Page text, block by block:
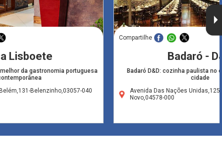
Lisboete
da gastronomia portuguesa
Belenzinho,03057-040
Compartilhe
Badaró -
Badaró D&D: cozinha paulista no
cidade
Avenida Das Nações
Novo,04578-000